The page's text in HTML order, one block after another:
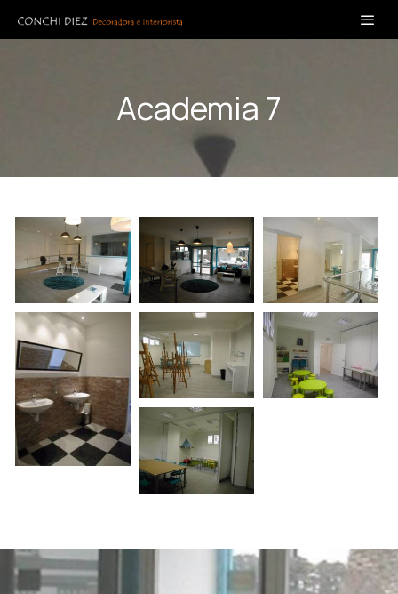
Academia 7